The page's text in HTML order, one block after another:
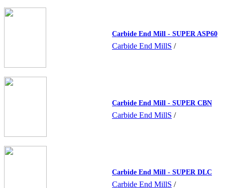
Carbide End Mill - SUPER ASP60
Carbide End MillS /
Carbide End Mill - SUPER CBN
Carbide End MillS /
Carbide End Mill - SUPER DLC
Carbide End MillS /